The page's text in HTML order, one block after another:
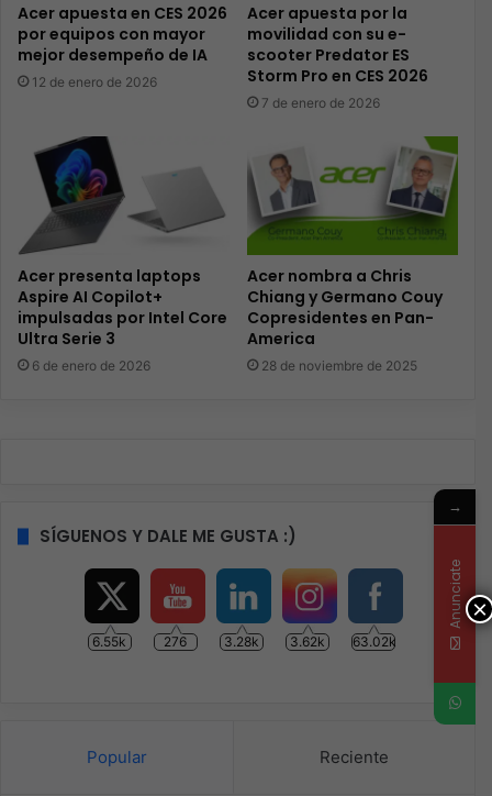
Acer apuesta en CES 2026
por equipos con mayor
mejor desempeño de IA
12 de enero de 2026
Acer apuesta por la
movilidad con su e-
scooter Predator ES
Storm Pro en CES 2026
7 de enero de 2026
Acer presenta laptops
Aspire AI Copilot+
impulsadas por Intel Core
Ultra Serie 3
6 de enero de 2026
Acer nombra a Chris
Chiang y Germano Couy
Copresidentes en Pan-
America
28 de noviembre de 2025
SÍGUENOS Y DALE ME GUSTA :)
6.55k 276 3.28k 3.62k 63.02k
Popular Reciente
×
→
Anunciate